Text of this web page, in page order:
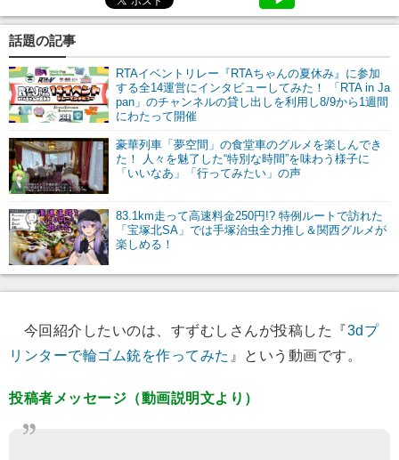
マンガ
ニコニコQ
話題の記事
RTAイベントリレー『RTAちゃんの夏休み』に参加
する全14運営にインタビューしてみた！ 「RTA in Ja
pan」のチャンネルの貸し出しを利用し8/9から1週間
にわたって開催
豪華列車「夢空間」の食堂車のグルメを楽しんでき
た！ 人々を魅了した“特別な時間”を味わう様子に
「いいなあ」「行ってみたい」の声
83.1km走って高速料金250円!? 特例ルートで訪れた
「宝塚北SA」では手塚治虫全力推し＆関西グルメが
楽しめる！
今回紹介したいのは、すずむしさんが投稿した『3dプ
リンターで輪ゴム銃を作ってみた 』という動画です。
投稿者メッセージ（動画説明文より）